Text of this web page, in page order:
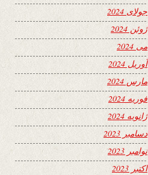
جولای 2024
ژوئن 2024
می 2024
آوریل 2024
مارس 2024
فوریه 2024
ژانویه 2024
دسامبر 2023
نوامبر 2023
اکتبر 2023